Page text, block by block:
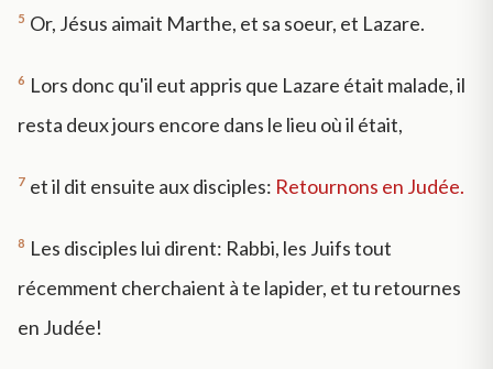
5 Or, Jésus aimait Marthe, et sa soeur, et Lazare.
6 Lors donc qu'il eut appris que Lazare était malade, il
resta deux jours encore dans le lieu où il était,
7 et il dit ensuite aux disciples: Retournons en Judée.
8 Les disciples lui dirent: Rabbi, les Juifs tout
récemment cherchaient à te lapider, et tu retournes
en Judée!